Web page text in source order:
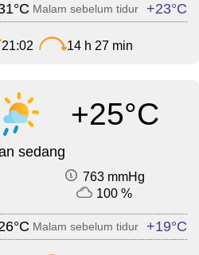
Malam sebelum tidur +23°C
21:02 14 h 27 min
+25°C
sedang
763 mmHg
100 %
Malam sebelum tidur +19°C